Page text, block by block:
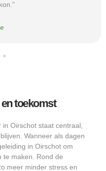
toekomst
Oirschot staat centraal,
Wanneer als dagen
in Oirschot om
te maken. Rond de
meer minder stress en